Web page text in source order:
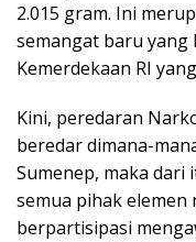
2.015 gram. Ini
semangat baru
Kemerdekaan RI
Kini, peredaran
beredar dimana-
Sumenep, maka dari
semua pihak
berpartisipasi